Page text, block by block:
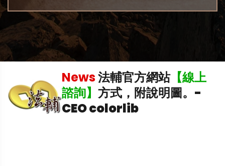
News法輔官方網站【線上
諮詢】 方式，附說明圖。 -
CEO colorlib